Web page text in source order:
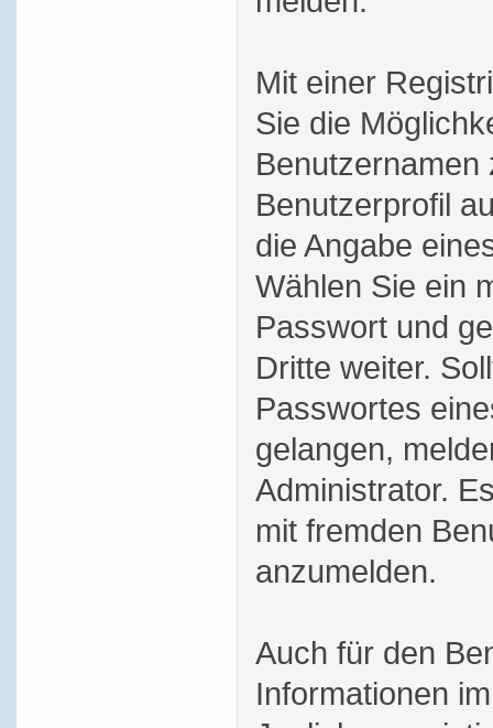
Mit einer
Sie die
Benutzernamen
Benutzerprofil
die Angabe
Wählen Sie ein
Passwort und
Dritte weiter.
Passwortes
gelangen,
Administrator.
mit fremden
anzumelden.
Auch für den
Informationen